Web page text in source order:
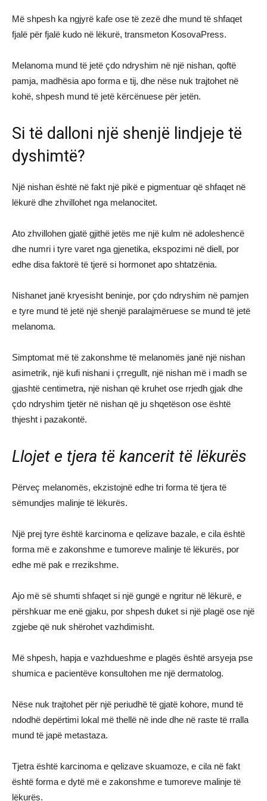
Më shpesh ka ngjyrë kafe ose të zezë dhe mund të shfaqet
fjalë për fjalë kudo në lëkurë, transmeton KosovaPress.
Melanoma mund të jetë çdo ndryshim në një nishan, qoftë
pamja, madhësia apo forma e tij, dhe nëse nuk trajtohet në
kohë, shpesh mund të jetë kërcënuese për jetën.
Si të dalloni një shenjë lindjeje të
dyshimtë?
Një nishan është në fakt një pikë e pigmentuar që shfaqet në
lëkurë dhe zhvillohet nga melanocitet.
Ato zhvillohen gjatë gjithë jetës me një kulm në adoleshencë
dhe numri i tyre varet nga gjenetika, ekspozimi në diell, por
edhe disa faktorë të tjerë si hormonet apo shtatzënia.
Nishanet janë kryesisht beninje, por çdo ndryshim në pamjen
e tyre mund të jetë një shenjë paralajmëruese se mund të jetë
melanoma.
Simptomat më të zakonshme të melanomës janë një nishan
asimetrik, një kufi nishani i çrregullt, një nishan më i madh se
gjashtë centimetra, një nishan që kruhet ose rrjedh gjak dhe
çdo ndryshim tjetër në nishan që ju shqetëson ose është
thjesht i pazakontë.
Llojet e tjera të kancerit të lëkurës
Përveç melanomës, ekzistojnë edhe tri forma të tjera të
sëmundjes malinje të lëkurës.
Një prej tyre është karcinoma e qelizave bazale, e cila është
forma më e zakonshme e tumoreve malinje të lëkurës, por
edhe më pak e rrezikshme.
Ajo më së shumti shfaqet si një gungë e ngritur në lëkurë, e
përshkuar me enë gjaku, por shpesh duket si një plagë ose një
zgjebe që nuk shërohet vazhdimisht.
Më shpesh, hapja e vazhdueshme e plagës është arsyeja pse
shumica e pacientëve konsultohen me një dermatolog.
Nëse nuk trajtohet për një periudhë të gjatë kohore, mund të
ndodhë depërtimi lokal më thellë në inde dhe në raste të rralla
mund të japë metastaza.
Tjetra është karcinoma e qelizave skuamoze, e cila në fakt
është forma e dytë më e zakonshme e tumoreve malinje të
lëkurës.